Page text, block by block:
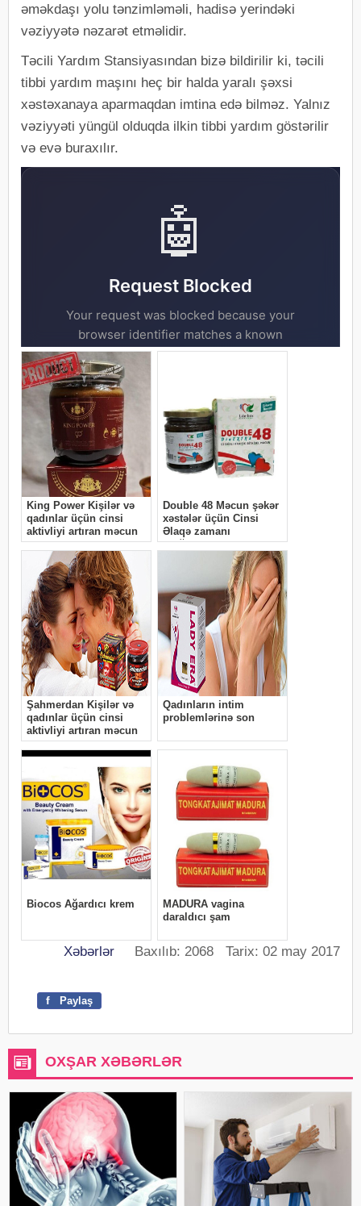
əməkdaşı yolu tənzimləməli, hadisə yerindəki
vəziyyətə nəzarət etməlidir.
Təcili Yardım Stansiyasından bizə bildirilir ki, təcili
tibbi yardım maşını heç bir halda yaralı şəxsi
xəstəxanaya aparmaqdan imtina edə bilməz. Yalnız
vəziyyəti yüngül olduqda ilkin tibbi yardım göstərilir
və evə buraxılır.
Xəbərlər Baxılıb: 2068 Tarix: 02 may 2017
f Paylaş
OXŞAR XƏBƏRLƏR